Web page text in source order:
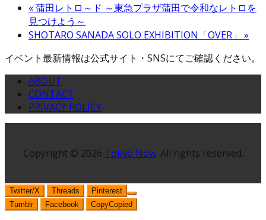
«蒲田レトロ～ド ～東急プラザ蒲田で令和なレトロを
見つけよう～
SHOTARO SANADA SOLO EXHIBITION「OVER」 »
イベント最新情報は公式サイト・SNSにてご確認ください。
ABOUT
CONTACT
PRIVACY POLICY
Copyright © 2026 Tokyo Now. All rights reserved.
Twitter/X Threads
Pinterest
Tumblr
Facebook CopyCopied